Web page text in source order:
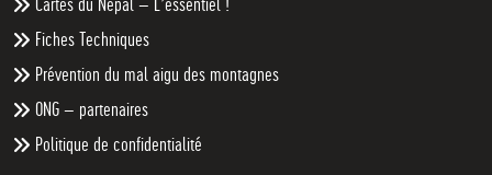
Fiches Techniques
Prévention du mal aigu des montagnes
ONG – partenaires
Politique de confidentialité